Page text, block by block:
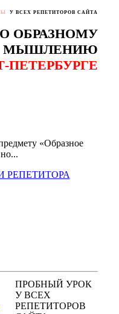
У ВСЕХ РЕПЕТИТОРОВ САЙТА
ОБРАЗНОМУ
МЫШЛЕНИЮ
ПЕТЕРБУРГЕ
«Образное
ПРОБНЫЙ УРОК
У ВСЕХ
РЕПЕТИТОРОВ